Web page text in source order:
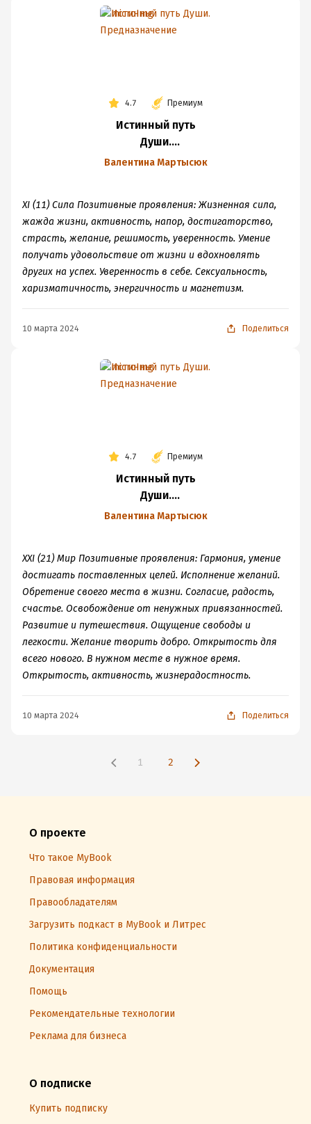
4.7 Премиум
Истинный путь
Души.
Предназначение
Валентина Мартысюк
XI (11) Сила Позитивные проявления: Жизненная сила,
жажда жизни, активность, напор, достигаторство,
страсть, желание, решимость, уверенность. Умение
получать удовольствие от жизни и вдохновлять
других на успех. Уверенность в себе. Сексуальность,
харизматичность, энергичность и магнетизм.
10 марта 2024 Поделиться
4.7 Премиум
Истинный путь
Души.
Предназначение
Валентина Мартысюк
XXI (21) Мир Позитивные проявления: Гармония, умение
достигать поставленных целей. Исполнение желаний.
Обретение своего места в жизни. Согласие, радость,
счастье. Освобождение от ненужных привязанностей.
Развитие и путешествия. Ощущение свободы и
легкости. Желание творить добро. Открытость для
всего нового. В нужном месте в нужное время.
Открытость, активность, жизнерадостность.
10 марта 2024 Поделиться
1 2
О проекте
Что такое MyBook
Правовая информация
Правообладателям
Загрузить подкаст в MyBook и Литрес
Политика конфиденциальности
Документация
Помощь
Рекомендательные технологии
Реклама для бизнеса
О подписке
Купить подписку